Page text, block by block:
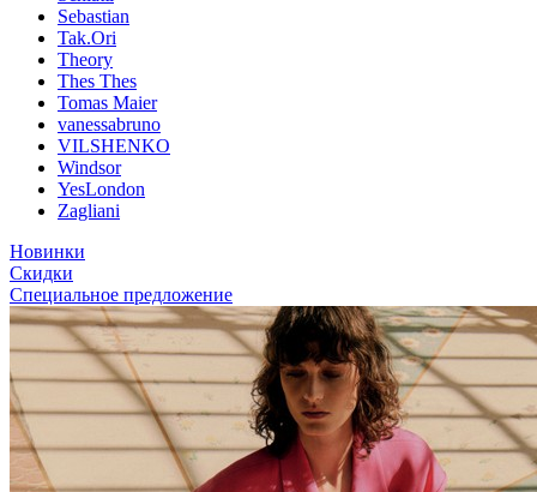
Sebastian
Tak.Ori
Theory
Thes Thes
Tomas Maier
vanessabruno
VILSHENKO
Windsor
YesLondon
Zagliani
Новинки
Скидки
Специальное предложение